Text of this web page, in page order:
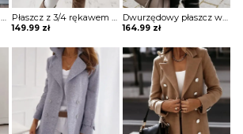
Długi pluszowy płaszcz z kołnierzem klapami kurtka Sigurhanna Płaszcz z 3/4 rękawem i guzikami kurtka Misty
149.99 zł
Dwurzędowy płaszcz w kratę kurtka Kacie
164.99 zł